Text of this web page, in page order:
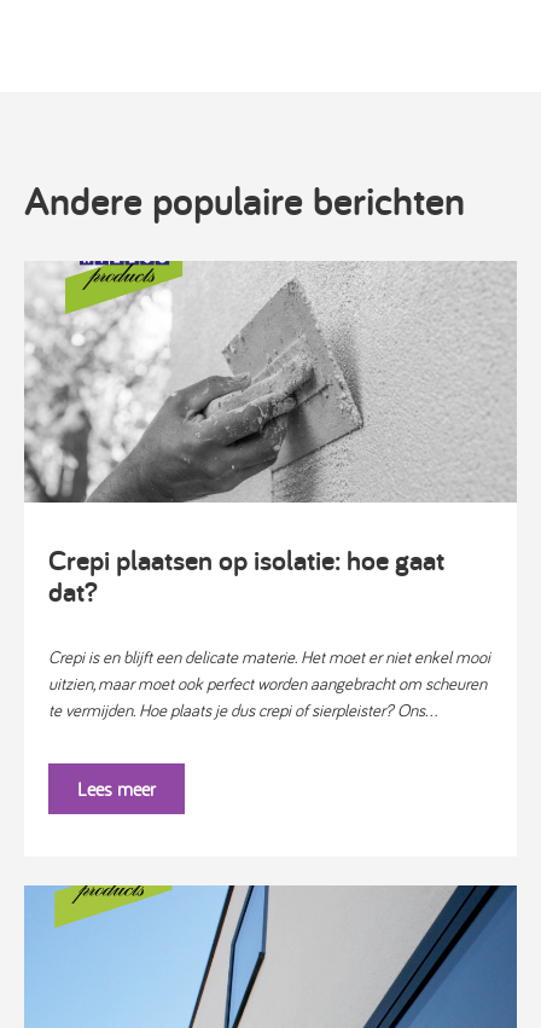
Andere populaire berichten
Crepi plaatsen op isolatie: hoe gaat
dat?
Crepi is en blijft een delicate materie. Het moet er niet enkel mooi
uitzien, maar moet ook perfect worden aangebracht om scheuren
te vermijden. Hoe plaats je dus crepi of sierpleister? Ons...
Lees meer